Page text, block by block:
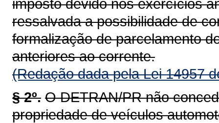
imposto devido nos exercícios
ressalvada a possibilidade de
formalização de parcelamento
anteriores ao corrente.
(Redação dada pela Lei 14957
§ 2º. O DETRAN/PR não
propriedade de veículos